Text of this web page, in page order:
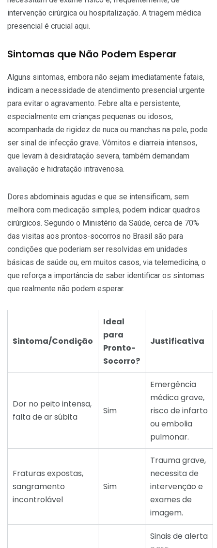
intervenção cirúrgica ou hospitalização. A triagem médica
presencial é crucial aqui.
Sintomas que Não Podem Esperar
Alguns sintomas, embora não sejam imediatamente fatais,
indicam a necessidade de atendimento presencial urgente
para evitar o agravamento. Febre alta e persistente,
especialmente em crianças pequenas ou idosos,
acompanhada de rigidez de nuca ou manchas na pele, pode
ser sinal de infecção grave. Vômitos e diarreia intensos,
que levam à desidratação severa, também demandam
avaliação e hidratação intravenosa.
Dores abdominais agudas e que se intensificam, sem
melhora com medicação simples, podem indicar quadros
cirúrgicos. Segundo o Ministério da Saúde, cerca de 70%
das visitas aos prontos-socorros no Brasil são para
condições que poderiam ser resolvidas em unidades
básicas de saúde ou, em muitos casos, via telemedicina, o
que reforça a importância de saber identificar os sintomas
que realmente não podem esperar.
Sintoma/Condição
Ideal
para
Pronto-
Socorro?
Justificativa
Dor no peito intensa,
falta de ar súbita
Sim
Emergência
médica grave,
risco de infarto
ou embolia
pulmonar.
Fraturas expostas,
sangramento
incontrolável
Sim
Trauma grave,
necessita de
intervenção e
exames de
imagem.
Sinais de alerta